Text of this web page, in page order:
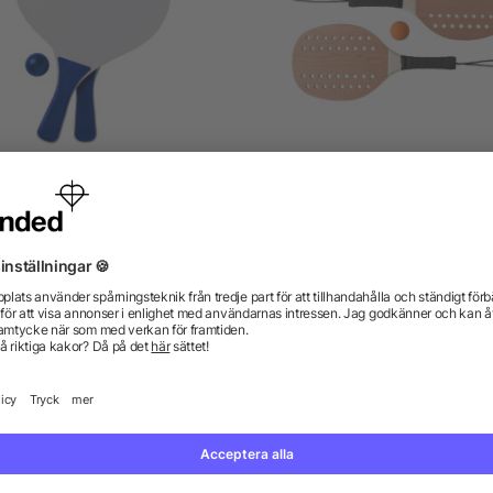
Strandtennisset i trä
från 18,35 kr
Vi har svaren.